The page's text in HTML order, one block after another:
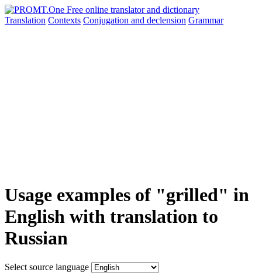
Translation Contexts Conjugation and declension Grammar
Usage examples of "grilled" in
English with translation to
Russian
Select source language